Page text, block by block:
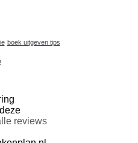
boek uitgeven tips
reviews